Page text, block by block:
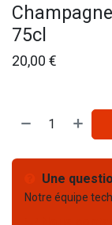
75cl
20,00 €
Une
Notre équipe